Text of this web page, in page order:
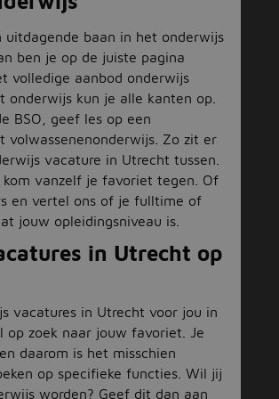
uitdagende baan in het onderwijs
ben je op de juiste pagina
volledige aanbod onderwijs
onderwijs kun je alle kanten op.
BSO, geef les op een
volwassenenonderwijs. Zo zit er
vacature in Utrecht tussen.
vanzelf je favoriet tegen. Of
en vertel ons of je fulltime of
jouw opleidingsniveau is.
in Utrecht op
vacatures in Utrecht voor jou in
op zoek naar jouw favoriet. Je
daarom is het misschien
op specifieke functies. Wil jij
worden? Geef dit dan aan